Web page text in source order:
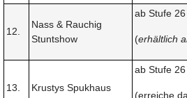
12.
Nass & Rauchig
Stuntshow
ab Stufe 26
(erhältlich
13. Krustys Spukhaus
ab Stufe 26
(erreiche